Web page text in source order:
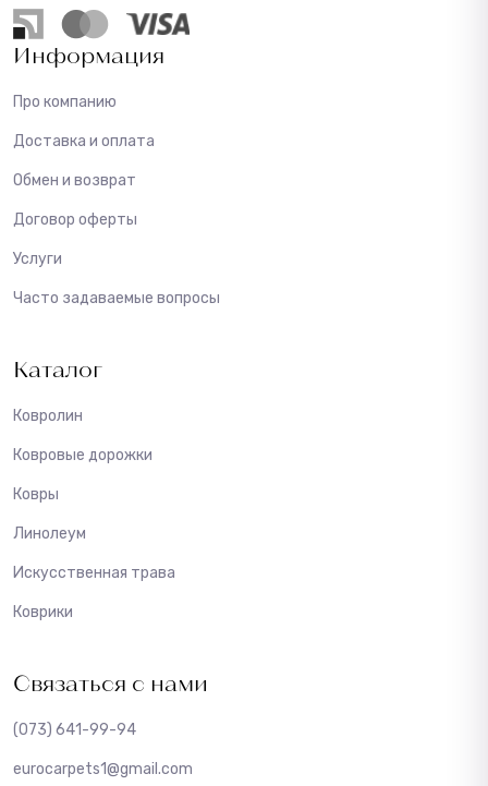
Информация
Про компанию
Доставка и оплата
Обмен и возврат
Договор оферты
Услуги
Часто задаваемые вопросы
Каталог
Ковролин
Ковровые дорожки
Ковры
Линолеум
Искусственная трава
Коврики
Связаться с нами
(073) 641-99-94
eurocarpets1@gmail.com